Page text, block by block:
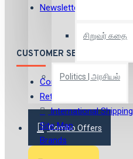
சிறுவர் கதை
Politics | அரசியல்
Combo Offers
Newsletter
CUSTOMER SERVICE
Contact
Returns
International Shipping
Site Map
Brands